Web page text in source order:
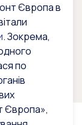
Європа в
. Зокрема,
по
Європа»,